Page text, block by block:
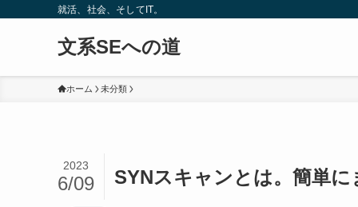
就活、社会、そしてIT。
文系SEへの道
ホーム 未分類
SYNスキャンとは。簡単に
2023
6/09